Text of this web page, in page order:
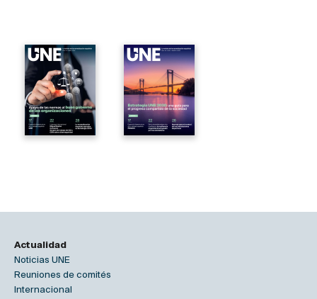
Actualidad
Noticias UNE
Reuniones de comités
Internacional